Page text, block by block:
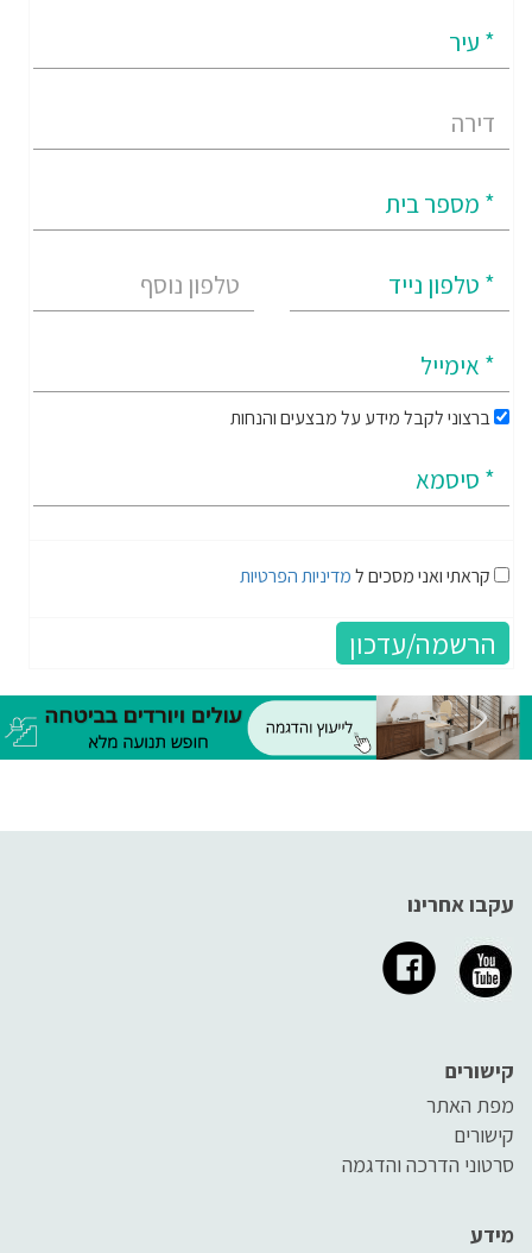
ברצוני לקבל מידע על מבצעים והנחות
קראתי ואני מסכים למדיניות הפרטיות
עקבו אחרינו
קישורים
מפת האתר
קישורים
סרטוני הדרכה והדגמה
מידע